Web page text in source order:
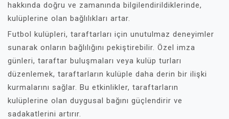
hakkında doğru ve zamanında bilgilendirildiklerinde,
kulüplerine olan bağlılıkları artar.
Futbol kulüpleri, taraftarları için unutulmaz deneyimler
sunarak onların bağlılığını pekiştirebilir. Özel imza
günleri, taraftar buluşmaları veya kulüp turları
düzenlemek, taraftarların kulüple daha derin bir ilişki
kurmalarını sağlar. Bu etkinlikler, taraftarların
kulüplerine olan duygusal bağını güçlendirir ve
sadakatlerini artırır.